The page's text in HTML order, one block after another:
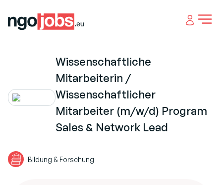
Open
Wissenschaftliche
Mitarbeiterin /
Wissenschaftlicher
Mitarbeiter (m/w/d) Program
Sales & Network Lead
Bildung & Forschung